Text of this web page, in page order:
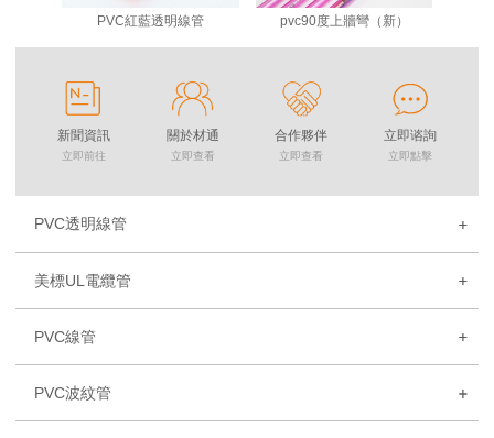
PVC紅藍透明線管 pvc90度上牆彎（新）
新聞資訊
立即前往
關於材通
立即查看
合作夥伴
立即查看
立即谘詢
立即點擊
PVC透明線管
美標UL電纜管
PVC線管
PVC波紋管